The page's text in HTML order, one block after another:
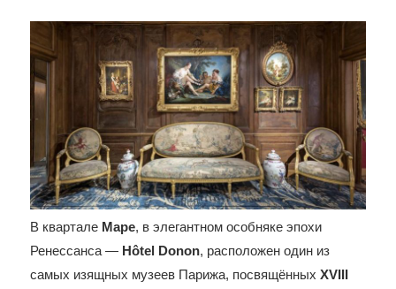
В квартале Маре, в элегантном особняке эпохи
Ренессанса — Hôtel Donon, расположен один из
самых изящных музеев Парижа, посвящённыхXVIII